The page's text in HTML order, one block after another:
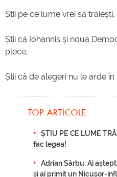
Știi pe ce lume vrei să trăiești,
Știi că Iohannis și noua
plece,
Știi că de alegeri nu le arde
TOP ARTICOLE
ȘTIU PE CE LUME
fac legea!
Adrian Sârbu: Ai
și ai primit un Nicușor-